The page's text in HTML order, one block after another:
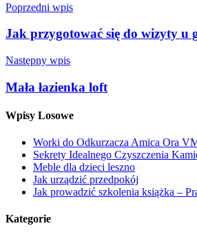
Poprzedni wpis
Jak przygotować się do wizyty u
Następny wpis
Mała łazienka loft
Wpisy Losowe
Worki do Odkurzacza Amica Ora
Sekrety Idealnego Czyszczenia
Meble dla dzieci leszno
Jak urządzić przedpokój
Jak prowadzić szkolenia książka –
Kategorie